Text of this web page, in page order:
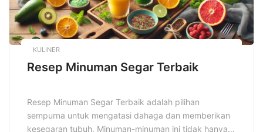
KULINER
Resep Minuman Segar Terbaik
Resep Minuman Segar Terbaik adalah pilihan
sempurna untuk mengatasi dahaga dan memberikan
kesegaran tubuh. Minuman-minuman ini tidak hanya